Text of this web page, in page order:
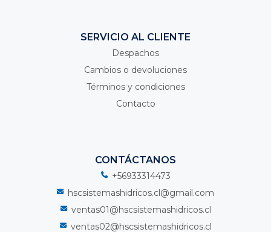
SERVICIO AL CLIENTE
Despachos
Cambios o devoluciones
Términos y condiciones
Contacto
CONTÁCTANOS
+56933314473
hscsistemashidricos.cl@gmail.com
ventas01@hscsistemashidricos.cl
ventas02@hscsistemashidricos.cl